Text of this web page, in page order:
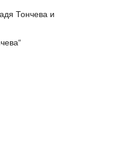
Тончева и